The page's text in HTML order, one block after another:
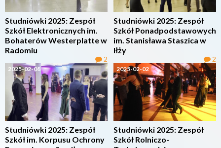
Studniówki 2025: Zespół
Szkół Elektronicznych im.
Bohaterów Westerplatte w
Radomiu
2
2025-02-08
Studniówki 2025: Zespół
Szkół im. Korpusu Ochrony
Studniówki 2025: Zespół
Szkół Ponadpodstawowych
im. Stanisława Staszica w
Iłży
2
2025-02-02
Studniówki 2025: Zespół
Szkół Rolniczo-